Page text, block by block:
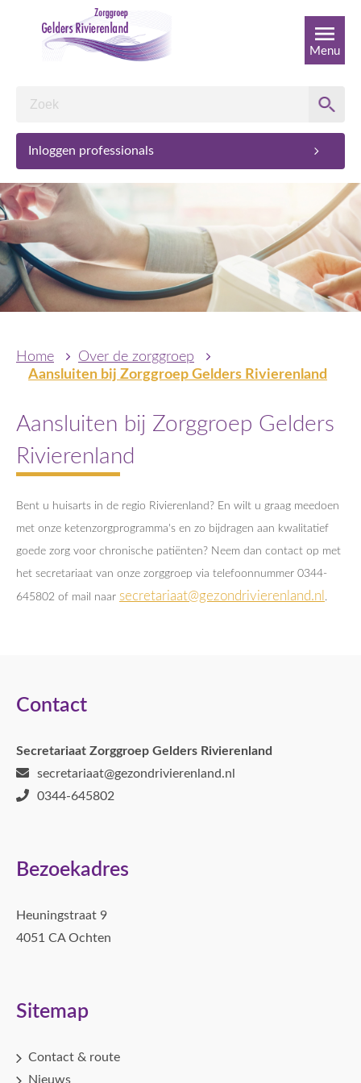
Inloggen professionals
Menu
Home
Over de zorggroep
Aansluiten bij Zorggroep Gelders Rivierenland
Aansluiten bij Zorggroep Gelders
Rivierenland
Bent u huisarts in de regio Rivierenland? En wilt u graag meedoen
met onze ketenzorgprogramma's en zo bijdragen aan kwalitatief
goede zorg voor chronische patiënten? Neem dan contact op met
het secretariaat van onze zorggroep via telefoonnummer 0344-
645802 of mail naar secretariaat@gezondrivierenland.nl .
Contact
Secretariaat Zorggroep Gelders Rivierenland
secretariaat@gezondrivierenland.nl
0344-645802
Bezoekadres
Heuningstraat 9
4051 CA Ochten
Sitemap
Contact & route
Nieuws